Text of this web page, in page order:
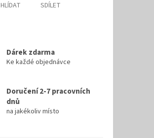
HLÍDAT SDÍLET
Dárek zdarma
Ke každé objednávce
Doručení 2-7 pracovních
dnů
na jakékoliv místo